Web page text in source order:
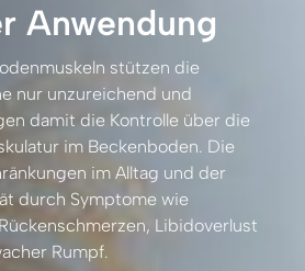
Anwendung
stützen
nur unzureichend
damit die Kontrolle über
im Beckenboden.
im Alltag und
durch Symptome
Rückenschmerzen,
Rumpf.